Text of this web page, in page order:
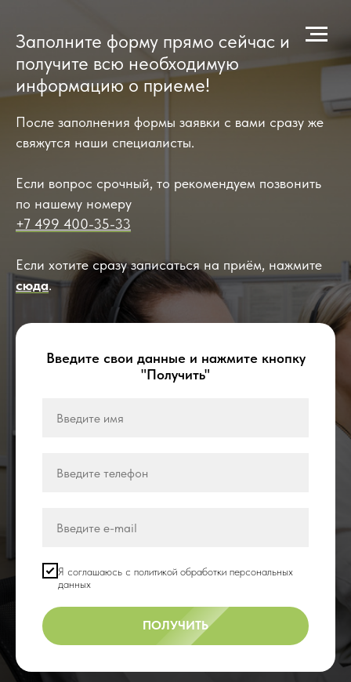
Заполните форму прямо сейчас и
получите всю необходимую
информацию о приеме!
После заполнения формы заявки с вами сразу же
свяжутся наши специалисты.
Если вопрос срочный, то рекомендуем позвонить
по нашему номеру
+7 499 400-35-33
Если хотите сразу записаться на приём, нажмите
сюда.
Введите свои данные и нажмите кнопку
"Получить"
Я соглашаюсь с политикой обработки персональных
данных
ПОЛУЧИТЬ